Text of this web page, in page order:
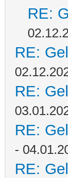
RE:
RE:
RE:
RE:
-
RE: